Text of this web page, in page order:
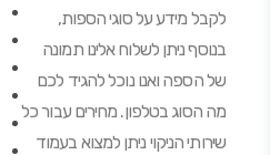
לקבל מידע על סוגי הספות,
בנוסף ניתן לשלוח אלינו תמונה
של הספה ואנו נוכל להגיד לכם
מה הסוג בטלפון. מחירים עבור כל
שירותי הניקוי ניתן למצוא בעמוד